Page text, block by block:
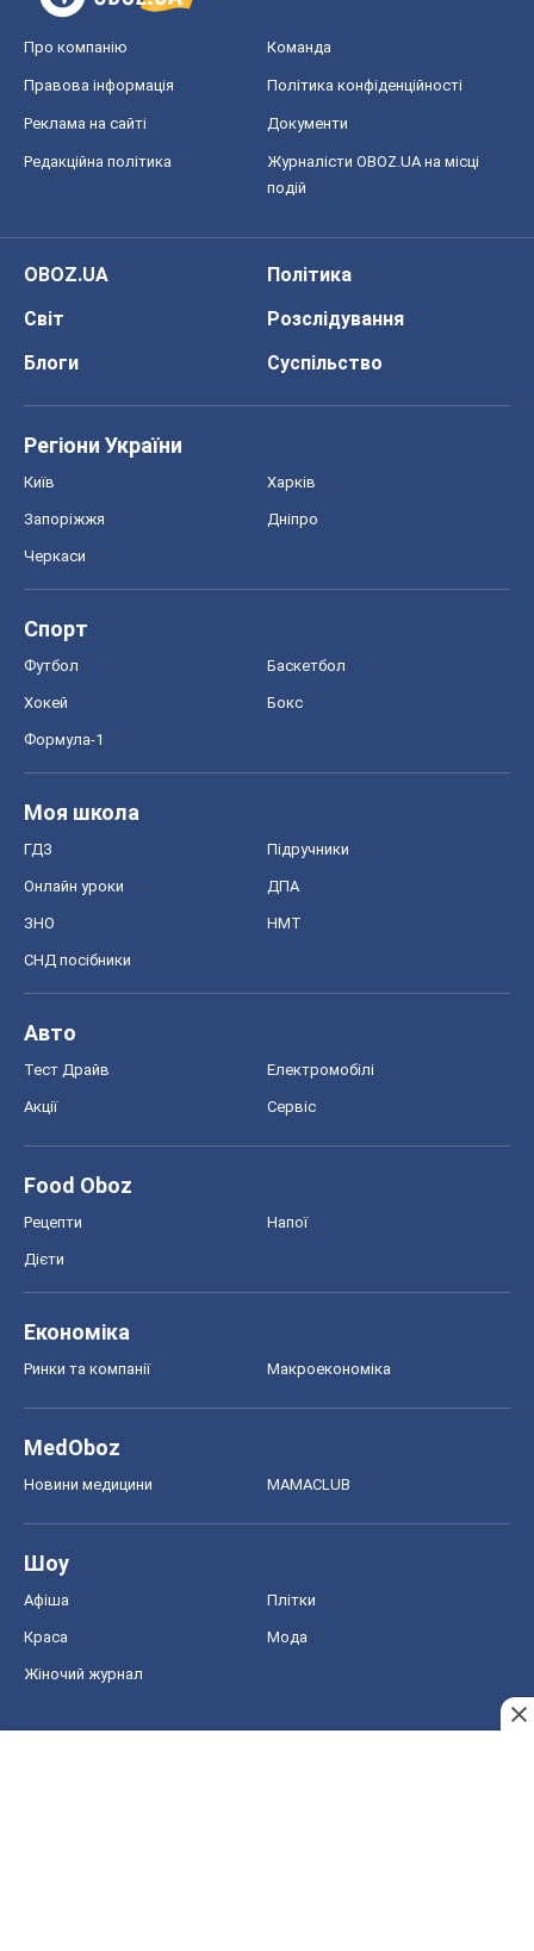
Про компанію Команда
Правова інформація Політика конфіденційності
Реклама на сайті Документи
Редакційна політика
Журналісти OBOZ.UA на місці
подій
OBOZ.UA
Політика
Світ
Розслідування
Блоги
Суспільство
Регіони України
Київ Харків
Запоріжжя Дніпро
Черкаси
Спорт
Футбол Баскетбол
Хокей Бокс
Формула-1
Моя школа
ГДЗ Підручники
Онлайн уроки ДПА
ЗНО НМТ
СНД посібники
Авто
Тест Драйв Електромобілі
Акції Сервіс
Food Oboz
Рецепти Напої
Дієти
Економіка
Ринки та компанії Макроекономіка
MedOboz
Новини медицини MAMACLUB
Шоу
Афіша Плітки
Краса Мода
Жіночий журнал